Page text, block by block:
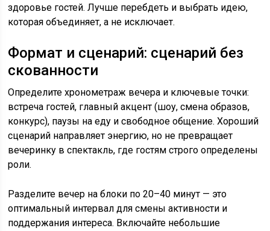
здоровье гостей. Лучше перебдеть и выбрать идею,
которая объединяет, а не исключает.
Формат и сценарий: сценарий без
скованности
Определите хронометраж вечера и ключевые точки:
встреча гостей, главный акцент (шоу, смена образов,
конкурс), паузы на еду и свободное общение. Хороший
сценарий направляет энергию, но не превращает
вечеринку в спектакль, где гостям строго определены
роли.
Разделите вечер на блоки по 20–40 минут — это
оптимальный интервал для смены активности и
поддержания интереса. Включайте небольшие